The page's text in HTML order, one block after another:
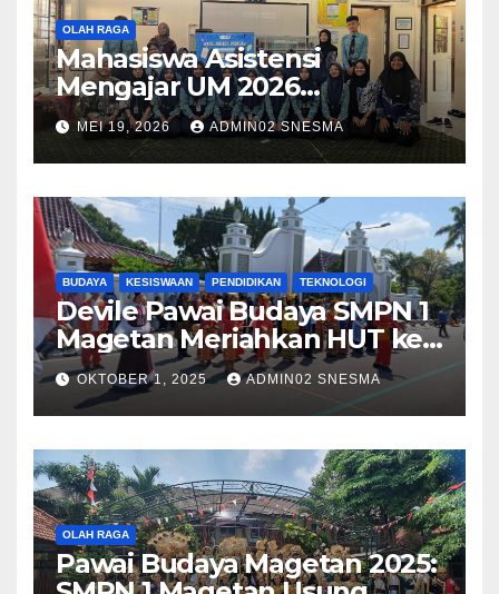
OLAH RAGA
Mahasiswa Asistensi
Mengajar UM 2026
Menggelar Workshop
Bersama Kru Majalah SMP
Negeri 1 Magetan
MEI 19, 2026 ADMIN02 SNESMA
BUDAYA KESISWAAN PENDIDIKAN TEKNOLOGI
Devile Pawai Budaya SMPN 1
Magetan Meriahkan HUT ke-
79 dengan Tema Harmony in
Diversity
OKTOBER 1, 2025 ADMIN02 SNESMA
OLAH RAGA
Pawai Budaya Magetan 2025: